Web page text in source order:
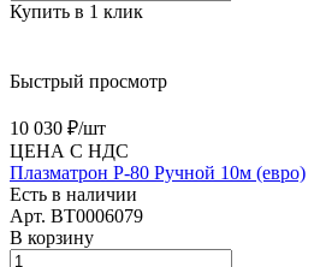
Купить в 1 клик
Быстрый просмотр
10 030 ₽/шт
ЦЕНА С НДС
Плазматрон P-80 Ручной 10м (евро)
Есть в наличии
Арт. BT0006079
В корзину